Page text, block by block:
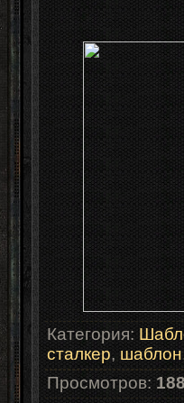
Категория:
сталкер,шаблон
Просмотров: